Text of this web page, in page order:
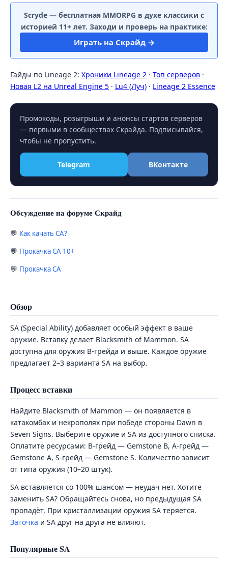
Scryde — бесплатная MMORPG в духе классики с
историей 11+ лет. Заходи и проверь на практике:
Играть на Скрайд →
Гайды по Lineage 2: Хроники Lineage 2 · Топ серверов ·
Новая L2 на Unreal Engine 5 · Lu4 (Луч) · Lineage 2 Essence
Промокоды, розыгрыши и анонсы стартов серверов
— первыми в сообществах Скрайда. Подписывайся,
чтобы не пропустить.
Telegram ВКонтакте
Обсуждение на форуме Скрайд
Как качать СА?
Прокачка СА 10+
Прокачка СА
Обзор
SA (Special Ability) добавляет особый эффект в ваше
оружие. Вставку делает Blacksmith of Mammon. SA
доступна для оружия B-грейда и выше. Каждое оружие
предлагает 2–3 варианта SA на выбор.
Процесс вставки
Найдите Blacksmith of Mammon — он появляется в
катакомбах и некрополях при победе стороны Dawn в
Seven Signs. Выберите оружие и SA из доступного списка.
Оплатите ресурсами: B-грейд — Gemstone B, A-грейд —
Gemstone A, S-грейд — Gemstone S. Количество зависит
от типа оружия (10–20 штук).
SA вставляется со 100% шансом — неудач нет. Хотите
заменить SA? Обращайтесь снова, но предыдущая SA
пропадёт. При кристаллизации оружия SA теряется.
Заточка и SA друг на друга не влияют.
Популярные SA